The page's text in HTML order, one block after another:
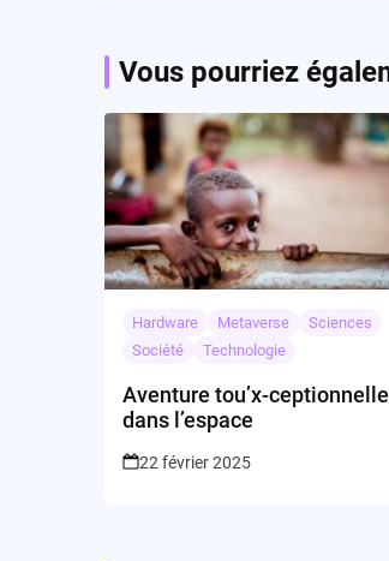
Vous pourriez
Hardware Metaverse
Sciences
Société
Technologie
Aventure tou’x-ceptionnelle
dans l’espace
22 février 2025